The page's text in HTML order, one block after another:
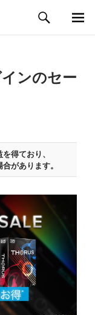
ンのセー
得ており、
があります。